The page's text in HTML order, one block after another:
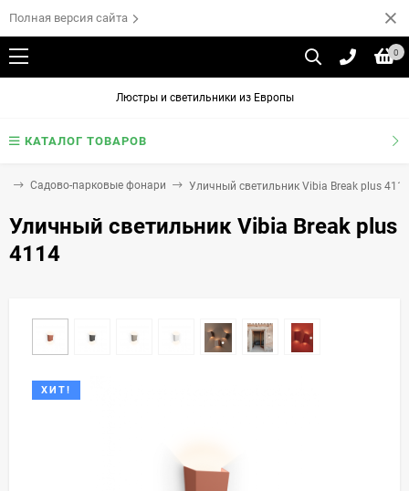
Полная версия сайта
0
Люстры и светильники из Европы
КАТАЛОГ ТОВАРОВ
Садово-парковые фонари Уличный светильник Vibia Break plus 4114
Уличный светильник Vibia Break plus
4114
ХИТ!